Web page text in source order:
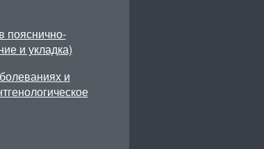
пояснично-
и укладка)
и